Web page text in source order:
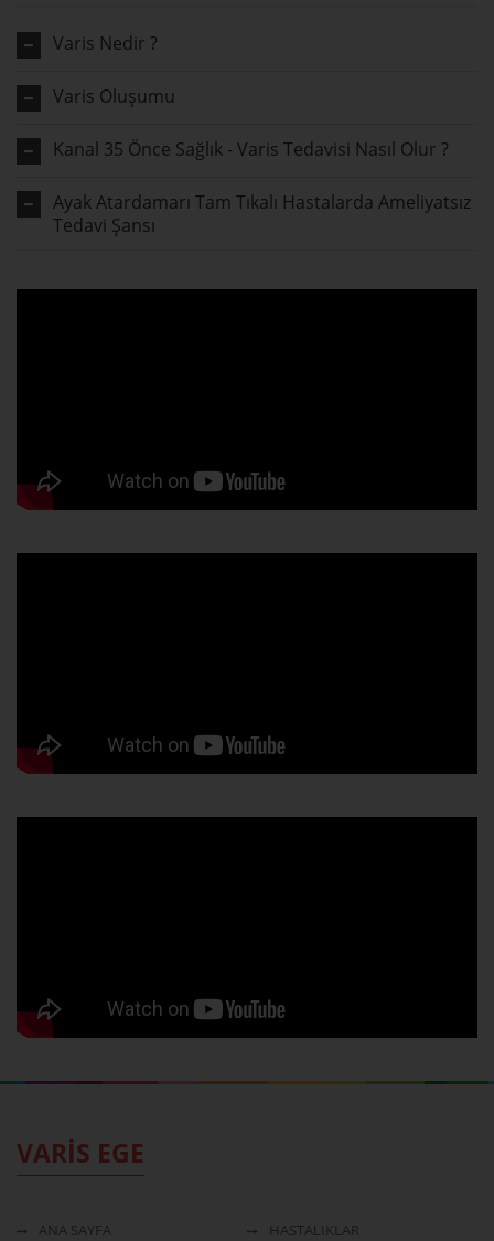
Varis Nedir ?
Varis Oluşumu
Kanal 35 Önce Sağlık - Varis Tedavisi Nasıl Olur ?
Ayak Atardamarı Tam Tıkalı Hastalarda Ameliyatsız
Tedavi Şansı
VARİS EGE
ANA SAYFA HASTALIKLAR